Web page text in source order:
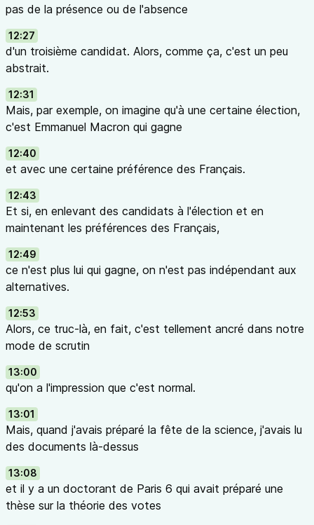
pas de la présence ou de l'absence
12:27
d'un troisième candidat. Alors, comme ça, c'est un peu
abstrait.
12:31
Mais, par exemple, on imagine qu'à une certaine élection,
c'est Emmanuel Macron qui gagne
12:40
et avec une certaine préférence des Français.
12:43
Et si, en enlevant des candidats à l'élection et en
maintenant les préférences des Français,
12:49
ce n'est plus lui qui gagne, on n'est pas indépendant aux
alternatives.
12:53
Alors, ce truc-là, en fait, c'est tellement ancré dans notre
mode de scrutin
13:00
qu'on a l'impression que c'est normal.
13:01
Mais, quand j'avais préparé la fête de la science, j'avais lu
des documents là-dessus
13:08
et il y a un doctorant de Paris 6 qui avait préparé une
thèse sur la théorie des votes